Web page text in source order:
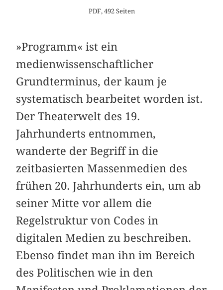
PDF, 492 Seiten
»Programm« ist ein
medienwissenschaftlicher
Grundterminus, der kaum je
systematisch bearbeitet worden ist.
Der Theaterwelt des 19.
Jahrhunderts entnommen,
wanderte der Begriff in die
zeitbasierten Massenmedien des
frühen 20. Jahrhunderts ein, um ab
seiner Mitte vor allem die
Regelstruktur von Codes in
digitalen Medien zu beschreiben.
Ebenso findet man ihn im Bereich
des Politischen wie in den